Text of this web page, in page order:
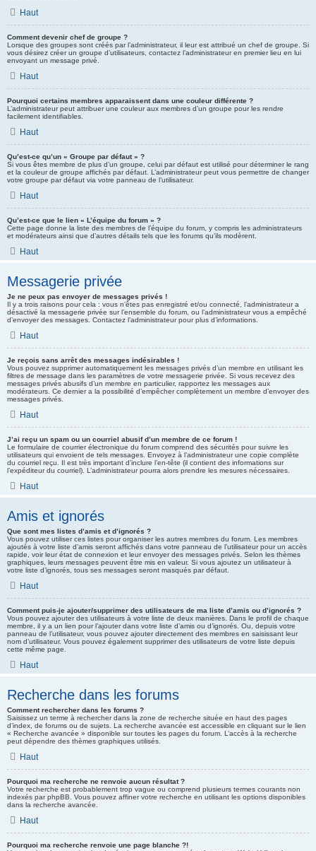
Haut
Comment devenir chef de groupe ?
Lorsque des groupes sont créés par l’administrateur, il leur est attribué un chef de groupe. Si
vous désirez créer un groupe d’utilisateurs, contactez l’administrateur en premier lieu en lui
envoyant un message privé.
Haut
Pourquoi certains membres apparaissent dans une couleur différente ?
L’administrateur peut attribuer une couleur aux membres d’un groupe pour les rendre
facilement identifiables.
Haut
Qu’est-ce qu’un « Groupe par défaut » ?
Si vous êtes membre de plus d’un groupe, celui par défaut est utilisé pour déterminer le rang
et la couleur de groupe affichés par défaut. L’administrateur peut vous permettre de changer
votre groupe par défaut via votre panneau de l’utilisateur.
Haut
Qu’est-ce que le lien « L’équipe du forum » ?
Cette page donne la liste des membres de l’équipe du forum, y compris les administrateurs
et modérateurs ainsi que d’autres détails tels que les forums qu’ils modèrent.
Haut
Messagerie privée
Je ne peux pas envoyer de messages privés !
Il y a trois raisons pour cela : vous n’êtes pas enregistré et/ou connecté, l’administrateur a
désactivé la messagerie privée sur l’ensemble du forum, ou l’administrateur vous a empêché
d’envoyer des messages. Contactez l’administrateur pour plus d’informations.
Haut
Je reçois sans arrêt des messages indésirables !
Vous pouvez supprimer automatiquement les messages privés d’un membre en utilisant les
filtres de message dans les paramètres de votre messagerie privée. Si vous recevez des
messages privés abusifs d’un membre en particulier, rapportez les messages aux
modérateurs. Ce dernier a la possibilité d’empêcher complètement un membre d’envoyer des
messages privés.
Haut
J’ai reçu un spam ou un courriel abusif d’un membre de ce forum !
Le formulaire de courrier électronique du forum comprend des sécurités pour suivre les
utilisateurs qui envoient de tels messages. Envoyez à l’administrateur une copie complète
du courriel reçu. Il est très important d’inclure l’en-tête (il contient des informations sur
l’expéditeur du courriel). L’administrateur pourra alors prendre les mesures nécessaires.
Haut
Amis et ignorés
Que sont mes listes d’amis et d’ignorés ?
Vous pouvez utiliser ces listes pour organiser les autres membres du forum. Les membres
ajoutés à votre liste d’amis seront affichés dans votre panneau de l’utilisateur pour un accès
rapide, voir leur état de connexion et leur envoyer des messages privés. Selon les thèmes
graphiques, leurs messages peuvent être mis en valeur. Si vous ajoutez un utilisateur à
votre liste d’ignorés, tous ses messages seront masqués par défaut.
Haut
Comment puis-je ajouter/supprimer des utilisateurs de ma liste d’amis ou d’ignorés ?
Vous pouvez ajouter des utilisateurs à votre liste de deux manières. Dans le profil de chaque
membre, il y a un lien pour l’ajouter dans votre liste d’amis ou d’ignorés. Ou, depuis votre
panneau de l’utilisateur, vous pouvez ajouter directement des membres en saisissant leur
nom d’utilisateur. Vous pouvez également supprimer des utilisateurs de votre liste depuis
cette même page.
Haut
Recherche dans les forums
Comment rechercher dans les forums ?
Saisissez un terme à rechercher dans la zone de recherche située en haut des pages
d’index, de forums ou de sujets. La recherche avancée est accessible en cliquant sur le lien
« Recherche avancée » disponible sur toutes les pages du forum. L’accès à la recherche
peut dépendre des thèmes graphiques utilisés.
Haut
Pourquoi ma recherche ne renvoie aucun résultat ?
Votre recherche est probablement trop vague ou comprend plusieurs termes courants non
indexés par phpBB. Vous pouvez affiner votre recherche en utilisant les options disponibles
dans la recherche avancée.
Haut
Pourquoi ma recherche renvoie une page blanche ?!